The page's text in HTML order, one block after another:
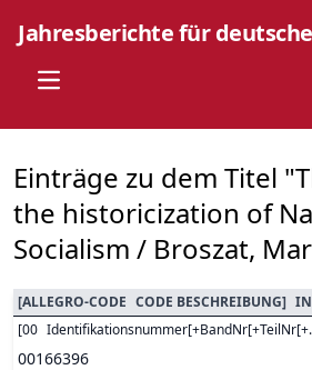
Jahresberichte für
Open main menu
Einträge zu dem Titel
the historicization of
Socialism / Broszat,
[ALLEGRO-CODE CODE BESCHREIBUNG]
[00
00166396